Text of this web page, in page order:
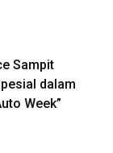
Sampit
dalam
Week”